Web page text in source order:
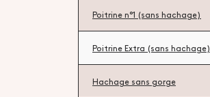
Poitrine n°1 (sans hachage)
Poitrine Extra (sans hachage)
Hachage sans gorge